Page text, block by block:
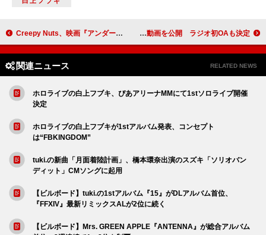
Creepy Nuts、映画『アンダーニンジャ』主題歌の最新曲「doppelganger」デジタル・リリース決定 GRAPEVINE、新曲「天使ちゃん」ジャケット＆ティザー動画を公開 ラジオ初OAも決定
関連ニュース RELATED NEWS
ホロライブの白上フブキ、ぴあアリーナMMにて1stソロライブ開催
決定
ホロライブの白上フブキが1stアルバム発表、コンセプト
は“FBKINGDOM”
tuki.の新曲「月面着陸計画」、橋本環奈出演のスズキ「ソリオバン
ディット」CMソングに起用
【ビルボード】tuki.の1stアルバム『15』がDLアルバム首位、
『FFXIV』最新リミックスALが2位に続く
【ビルボード】Mrs. GREEN APPLE『ANTENNA』が総合アルバム